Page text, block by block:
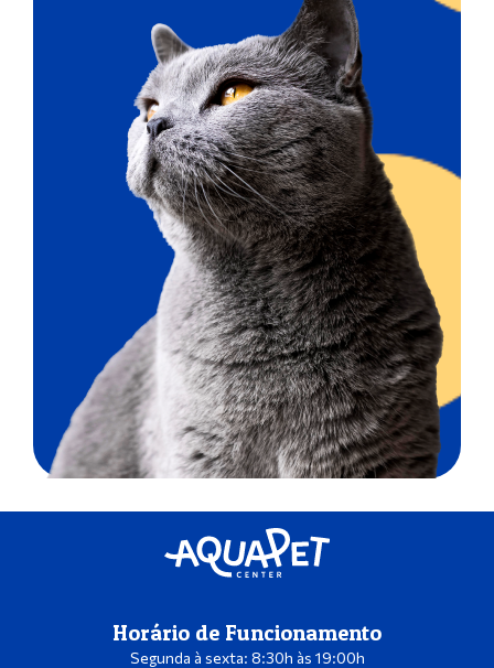
Horário de Funcionamento
Segunda à sexta: 8:30h às 19:00h